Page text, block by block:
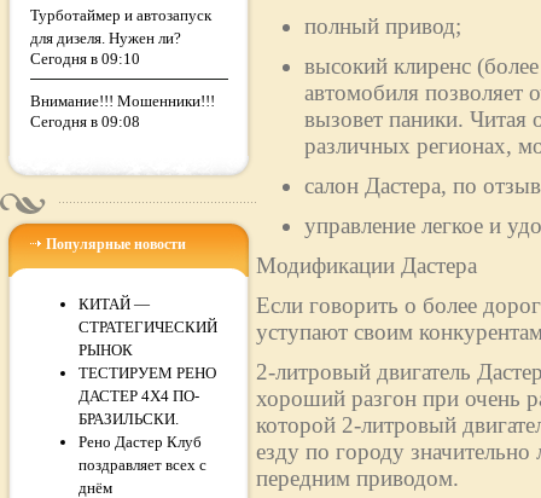
Турботаймер и автозапуск
для дизеля. Нужен ли?
Сегодня в 09:10
Внимание!!! Мошенники!!!
Сегодня в 09:08
Популярные новости
КИТАЙ —
СТРАТЕГИЧЕСКИЙ
РЫНОК
ТЕСТИРУЕМ РЕНО
ДАСТЕР 4Х4 ПО-
БРАЗИЛЬСКИ.
Рено Дастер Клуб
поздравляет всех с
днём
полный привод;
высокий клиренс
автомобиля позволяет
вызовет паники. Читая
различных регионах,
салон Дастера, по
управление легкое и
Модификации Дастера
Если говорить о более
уступают своим
2-литровый двигатель
хороший разгон при очень
которой 2-литровый
езду по городу
передним приводом.